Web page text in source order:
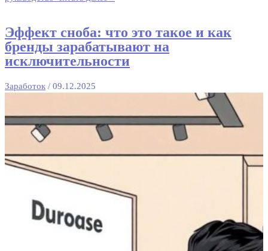
Эффект сноба: что это такое и как
бренды зарабатывают на
исключительности
Заработок / 09.12.2025